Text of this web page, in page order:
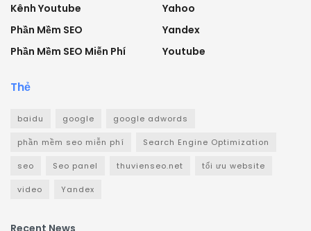
Kênh Youtube
Phần Mềm SEO
Phần Mềm SEO Miễn Phí
Yahoo
Yandex
Youtube
Thẻ
baidu google google adwords
phần mềm seo miễn phí Search Engine Optimization
seo Seo panel thuvienseo.net tối ưu website
video Yandex
Recent News